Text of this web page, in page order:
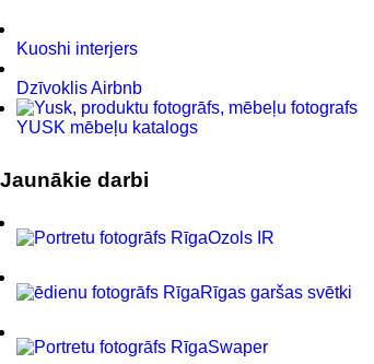
Kuoshi interjers
Dzīvoklis Airbnb
YUSK mēbeļu katalogs
Jaunākie darbi
Ozols IR
Rīgas garšas svētki
Swaper